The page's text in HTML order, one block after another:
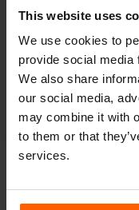
This website uses
We use cookies to
provide social media
We also share
our social media,
may combine it with
to them or that
services.
Połącz się
Aktywuj swoją
wylądowaniu
korzystać z